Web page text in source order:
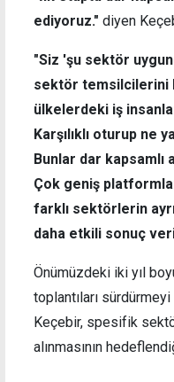
ediyoruz." diyen
"Siz 'şu sektör
sektör temsilcilerini
ülkelerdeki iş
Karşılıklı oturup ne
Bunlar dar kapsamlı
Çok geniş
farklı sektörlerin
daha etkili sonuç
Önümüzdeki iki yıl
toplantıları
Keçebir, spesifik
alınmasının